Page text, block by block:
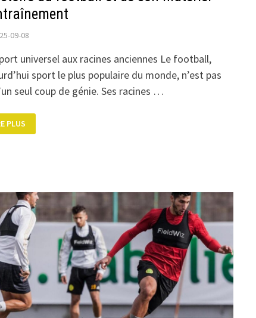
09-08
universel aux racines anciennes Le football,
sport le plus populaire du monde, n’est pas
seul coup de génie. Ses racines …
PLUS